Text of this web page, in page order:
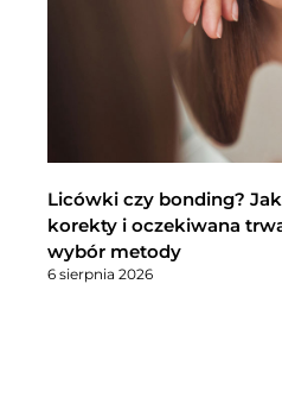
Licówki czy bonding?
korekty i oczekiwana
wybór metody
6 sierpnia 2026